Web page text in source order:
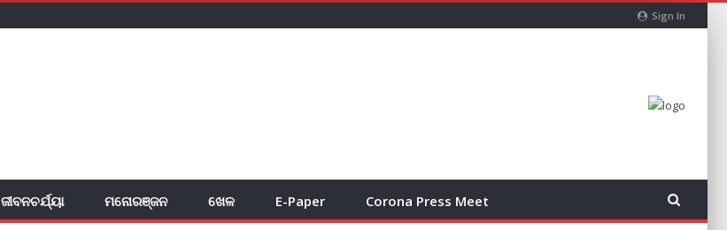
Sign In
ଜୀବନଚର୍ଯ୍ୟା ମନୋରଞ୍ଜନ ଖେଳ E-Paper Corona Press Meet